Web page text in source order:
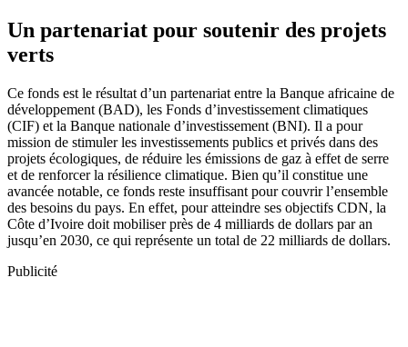
Un partenariat pour soutenir des projets
verts
Ce fonds est le résultat d’un partenariat entre la Banque africaine de
développement (BAD), les Fonds d’investissement climatiques
(CIF) et la Banque nationale d’investissement (BNI). Il a pour
mission de stimuler les investissements publics et privés dans des
projets écologiques, de réduire les émissions de gaz à effet de serre
et de renforcer la résilience climatique. Bien qu’il constitue une
avancée notable, ce fonds reste insuffisant pour couvrir l’ensemble
des besoins du pays. En effet, pour atteindre ses objectifs CDN, la
Côte d’Ivoire doit mobiliser près de 4 milliards de dollars par an
jusqu’en 2030, ce qui représente un total de 22 milliards de dollars.
Publicité